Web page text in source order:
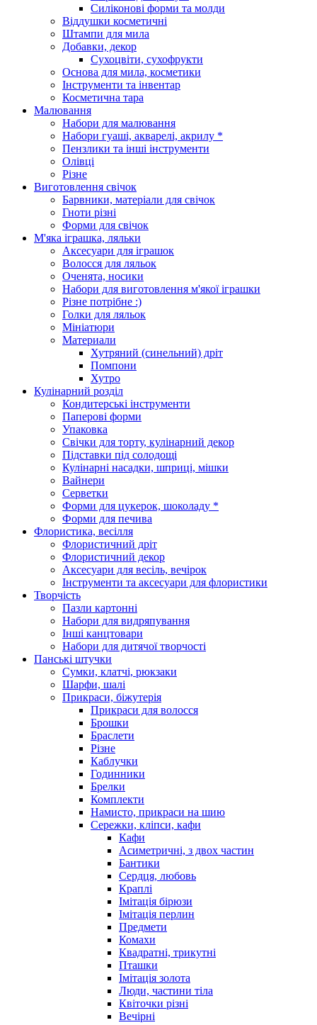
Силіконові форми та молди
Віддушки косметичні
Штампи для мила
Добавки, декор
Сухоцвіти, сухофрукти
Основа для мила, косметики
Інструменти та інвентар
Косметична тара
Малювання
Набори для малювання
Набори гуаші, акварелі, акрилу *
Пензлики та інші інструменти
Олівці
Різне
Виготовлення свічок
Барвники, матеріали для свічок
Гноти різні
Форми для свічок
М'яка іграшка, ляльки
Аксесуари для іграшок
Волосся для ляльок
Оченята, носики
Набори для виготовлення м'якої іграшки
Різне потрібне :)
Голки для ляльок
Мініатюри
Материали
Хутряний (синельний) дріт
Помпони
Хутро
Кулінарний розділ
Кондитерські інструменти
Паперові форми
Упаковка
Свічки для торту, кулінарний декор
Підставки під солодощі
Кулінарні насадки, шприці, мішки
Вайнери
Серветки
Форми для цукерок, шоколаду *
Форми для печива
Флористика, весілля
Флористичний дріт
Флористичний декор
Аксесуари для весіль, вечірок
Інструменти та аксесуари для флористики
Творчість
Пазли картонні
Набори для видряпування
Інші канцтовари
Набори для дитячої творчості
Панські штучки
Сумки, клатчі, рюкзаки
Шарфи, шалі
Прикраси, біжутерія
Прикраси для волосся
Брошки
Браслети
Різне
Каблучки
Годинники
Брелки
Комплекти
Намисто, прикраси на шию
Сережки, кліпси, кафи
Кафи
Асиметричні, з двох частин
Бантики
Сердця, любовь
Краплі
Імітація бірюзи
Імітація перлин
Предмети
Комахи
Квадратні, трикутні
Пташки
Імітація золота
Люди, частини тіла
Квіточки різні
Вечірні